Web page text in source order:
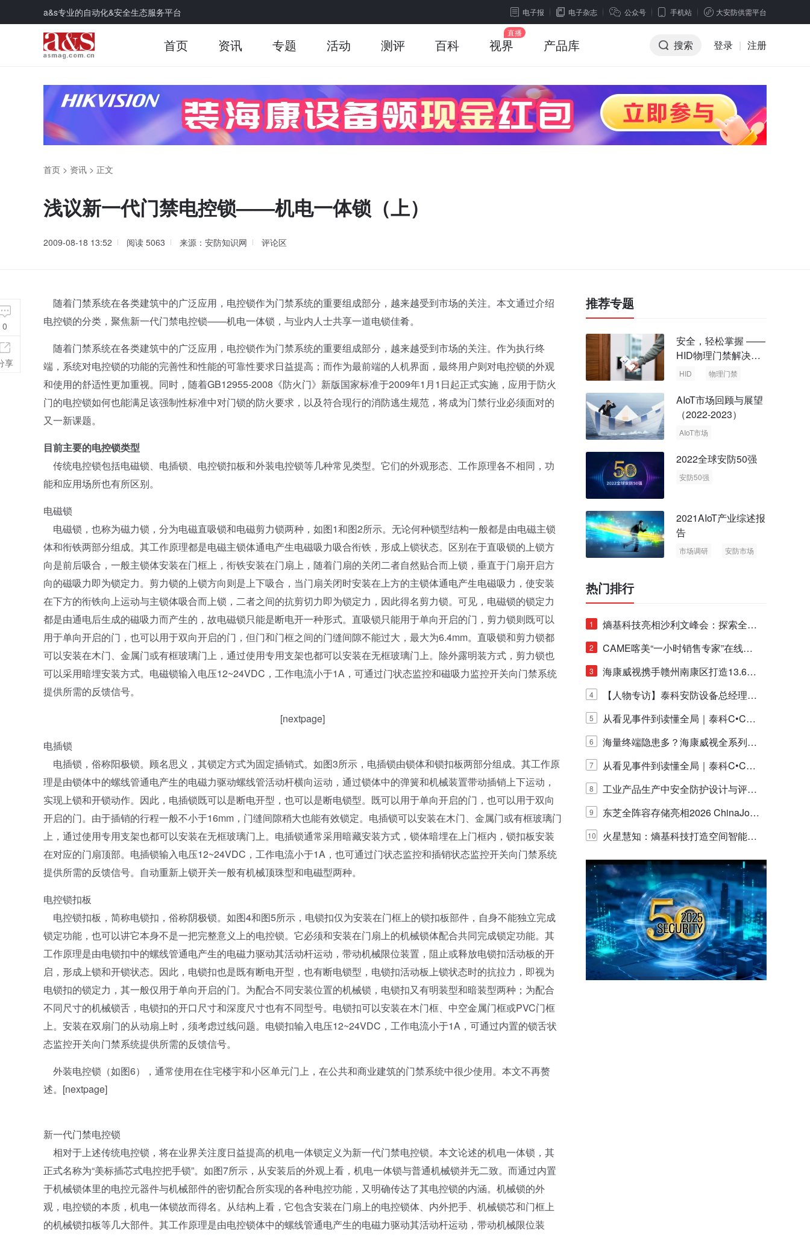
a&s专业的自动化&安全生态服务平台 电子报 电子杂志 公众号 手机站 大安防供需平台
首页 资讯 专题 活动 测评 百科 视界 产品库 搜索 登录 | 注册
首页 > 资讯 > 正文
浅议新一代门禁电控锁——机电一体锁（上）
2009-08-18 13:52 阅读 5063 来源：安防知识网 评论区
随着门禁系统在各类建筑中的广泛应用，电控锁作为门禁系统的重要组成部分，越来越受到市场的关注。本文通过介绍
电控锁的分类，聚焦新一代门禁电控锁——机电一体锁，与业内人士共享一道电锁佳肴。
随着门禁系统在各类建筑中的广泛应用，电控锁作为门禁系统的重要组成部分，越来越受到市场的关注。作为执行终
端，系统对电控锁的功能的完善性和性能的可靠性要求日益提高；而作为最前端的人机界面，最终用户则对电控锁的外观
和使用的舒适性更加重视。同时，随着GB12955-2008《防火门》新版国家标准于2009年1月1日起正式实施，应用于防火
门的电控锁如何也能满足该强制性标准中对门锁的防火要求，以及符合现行的消防逃生规范，将成为门禁行业必须面对的
又一新课题。
目前主要的电控锁类型
传统电控锁包括电磁锁、电插锁、电控锁扣板和外装电控锁等几种常见类型。它们的外观形态、工作原理各不相同，功
能和应用场所也有所区别。
电磁锁
电磁锁，也称为磁力锁，分为电磁直吸锁和电磁剪力锁两种，如图1和图2所示。无论何种锁型结构一般都是由电磁主锁
体和衔铁两部分组成。其工作原理都是电磁主锁体通电产生电磁吸力吸合衔铁，形成上锁状态。区别在于直吸锁的上锁方
向是前后吸合，一般主锁体安装在门框上，衔铁安装在门扇上，随着门扇的关闭二者自然贴合而上锁，垂直于门扇开启方
向的磁吸力即为锁定力。剪力锁的上锁方向则是上下吸合，当门扇关闭时安装在上方的主锁体通电产生电磁吸力，使安装
在下方的衔铁向上运动与主锁体吸合而上锁，二者之间的抗剪切力即为锁定力，因此得名剪力锁。可见，电磁锁的锁定力
都是由通电后生成的磁吸力而产生的，故电磁锁只能是断电开一种形式。直吸锁只能用于单向开启的门，剪力锁则既可以
用于单向开启的门，也可以用于双向开启的门，但门和门框之间的门缝间隙不能过大，最大为6.4mm。直吸锁和剪力锁都
可以安装在木门、金属门或有框玻璃门上，通过使用专用支架也都可以安装在无框玻璃门上。除外露明装方式，剪力锁也
可以采用暗埋安装方式。电磁锁输入电压12~24VDC，工作电流小于1A，可通过门状态监控和磁吸力监控开关向门禁系统
提供所需的反馈信号。
[nextpage]
电插锁
电插锁，俗称阳极锁。顾名思义，其锁定方式为固定插销式。如图3所示，电插锁由锁体和锁扣板两部分组成。其工作原
理是由锁体中的螺线管通电产生的电磁力驱动螺线管活动杆横向运动，通过锁体中的弹簧和机械装置带动插销上下运动，
实现上锁和开锁动作。因此，电插锁既可以是断电开型，也可以是断电锁型。既可以用于单向开启的门，也可以用于双向
开启的门。由于插销的行程一般不小于16mm，门缝间隙稍大也能有效锁定。电插锁可以安装在木门、金属门或有框玻璃门
上，通过使用专用支架也都可以安装在无框玻璃门上。电插锁通常采用暗藏安装方式，锁体暗埋在上门框内，锁扣板安装
在对应的门扇顶部。电插锁输入电压12~24VDC，工作电流小于1A，也可通过门状态监控和插销状态监控开关向门禁系统
提供所需的反馈信号。自动重新上锁开关一般有机械顶珠型和电磁型两种。
电控锁扣板
电控锁扣板，简称电锁扣，俗称阴极锁。如图4和图5所示，电锁扣仅为安装在门框上的锁扣板部件，自身不能独立完成
锁定功能，也可以讲它本身不是一把完整意义上的电控锁。它必须和安装在门扇上的机械锁体配合共同完成锁定功能。其
工作原理是由电锁扣中的螺线管通电产生的电磁力驱动其活动杆运动，带动机械限位装置，阻止或释放电锁扣活动板的开
启，形成上锁和开锁状态。因此，电锁扣也是既有断电开型，也有断电锁型，电锁扣活动板上锁状态时的抗拉力，即视为
电锁扣的锁定力，其一般仅用于单向开启的门。为配合不同安装位置的机械锁，电锁扣又有明装型和暗装型两种；为配合
不同尺寸的机械锁舌，电锁扣的开口尺寸和深度尺寸也有不同型号。电锁扣可以安装在木门框、中空金属门框或PVC门框
上。安装在双扇门的从动扇上时，须考虑过线问题。电锁扣输入电压12~24VDC，工作电流小于1A，可通过内置的锁舌状
态监控开关向门禁系统提供所需的反馈信号。
外装电控锁（如图6），通常使用在住宅楼宇和小区单元门上，在公共和商业建筑的门禁系统中很少使用。本文不再赘
述。[nextpage]
新一代门禁电控锁
相对于上述传统电控锁，将在业界关注度日益提高的机电一体锁定义为新一代门禁电控锁。本文论述的机电一体锁，其
正式名称为“美标插芯式电控把手锁”。如图7所示，从安装后的外观上看，机电一体锁与普通机械锁并无二致。而通过内置
于机械锁体里的电控元器件与机械部件的密切配合所实现的各种电控功能，又明确传达了其电控锁的内涵。机械锁的外
观，电控锁的本质，机电一体锁故而得名。从结构上看，它包含安装在门扇上的电控锁体、内外把手、机械锁芯和门框上
的机械锁扣板等几大部件。其工作原理是由电控锁体中的螺线管通电产生的电磁力驱动其活动杆运动，带动机械限位装
0
享
推荐专题
安全，轻松掌握 ——
HID物理门禁解决方
案，启动智慧安全新
HID 物理门禁
AIoT市场回顾与展望
（2022-2023）
AIoT市场
2022全球安防50强
安防50强
2021AIoT产业综述报
告
市场调研
安防市场
热门排行
1
熵基科技亮相沙利文峰会：探索全栈
脑机技术商业化生态新路径
2
CAME喀美“一小时销售专家”在线赋
能培训正式启动！
3
海康威视携手赣州南康区打造13.6公
里绿波网
4
【人物专访】泰科安防设备总经理张
宁解码安防出海新范式
5
从看见事件到读懂全局｜泰科C•CUR
E IQ 3.20开启安防运营智能新时代
6
海量终端隐患多？海康威视全系列物
联安全产品，四层守护更放心！
7
从看见事件到读懂全局｜泰科C•CUR
E IQ 3.20开启安防运营智能新时代
8
工业产品生产中安全防护设计与评估
的实践与探讨
9
东芝全阵容存储亮相2026 ChinaJo
y，以海量数据底座赋能“与AI同游”新
体验
10
火星慧知：熵基科技打造空间智能时
代的认知中枢